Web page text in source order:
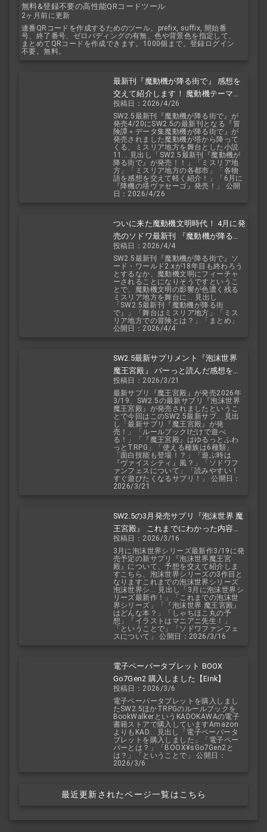
無料&登録不要の高性能QRコードツール
2ヶ月前に更新
連番QRコードを作成するためのツール。prefix, suffix, 開始番
号、終了番号、ゼロパディングの有無、色や背景色を指定して、
まとめてQRコードを作成できます。1000個まで。登録ログイン
不要。無料。
最新刊『魔動機が降る街で』 感想を
交えて紹介します！ 魔動機テーマの
小説！ おもしろいデータも多数！
投稿日：2026/4/26
SW2.5最新刊『魔動機が降る街で』が
発売4/20にSW2.5の最新刊となる『冒
険譚＋データ集魔動機が降る街で』が
発売されました魔動機が塔から降って
くる、ミスリア地方を舞台とした小説
11... 見出し「SW2.5最新刊『魔動機が
降る街で』が発売！！」「ミスリア地
方」「ミスリア地方の各都市」「各物
語を感想を交えて軽く紹介！」「6月に
『降機の塔ヴァセーゴ』発売！」 公開
日：2026/4/26
ついに来た魔動機文明時代！ 4月に発
売のソドワ最新刊 『魔動機が降る街
で』 紹介・予想・考察！
投稿日：2026/4/4
SW2.5最新刊『魔動機が降る街で』ソ
ード・ワールド2.xが18年目も終わろう
とするなか、魔動機文明にフィーチャ
ーされることになりそうですというこ
とで、魔動機文明の影響が色濃く残る
ミスリア地方を舞台に... 見出し
「SW2.5最新刊『魔動機が降る街
で』」「舞台はミスリア地方」「ミス
リア地方での冒険とは？」「まとめ」
公開日：2026/4/4
SW2.5最新サプリメント『泡沫世界
魔王宮殿』 バーっと読んだ感想を交
えて紹介します！！
投稿日：2026/3/21
最新サプリ『魔王宮殿』が発売2026年
3/19、SW2.5の最新サプリ『泡沫世界
魔王宮殿』が発売されましたというこ
とで今回はこのSW2.5最新サプ... 見出
し「最新サプリ『魔王宮殿』が発
売！」「ルールブックIだけで遊べ
る！」「『魔王宮殿』はゆるっとふわ
っとTRPG」「使える種族は6種類」
「面白技能も登場！？」「遊ぶ時は
『ヴァイスシティ』風？」「ソドワフ
ァンフェスについて」「読みやすい！
すぐ遊びたくなるサプリ！」 公開日：
2026/3/21
SW2.5の3月発売サプリ『泡沫世界 魔
王宮殿』 これまでにわかった内容を
予想を交えて紹介
投稿日：2026/3/16
3月に泡沫世界シリーズ最新作3/19に発
売予定の新サプリ『泡沫世界魔王宮
殿』について、予想を交えて紹介しま
すこちら、泡沫世界シリーズの3作目と
なりますこれまでの泡沫世界シリーズ
泡沫世界シ... 見出し「3月に泡沫世界シ
リーズ最新作！」「これまでの泡沫世
界シリーズ」「『泡沫世界 魔王宮殿』
はどんな本？」「しゃちほこ丸の予
想」「イラストはマニアニ先生！」
「ということで」「ソドワファンフェ
スについて」 公開日：2026/3/16
電子ペーパータブレット BOOX
Go7Gen2 購入しました【Eink】
投稿日：2026/3/6
電子ペーパータブレットを購入しまし
たSW2.5ほかTRPGのルールブックを
BookWalkerというKADOKAWAの電子
書籍ストアで購入していますAmazon
よりもKAD... 見出し「電子ペーパータ
ブレットを購入しました」「電子ペー
パーとは？」「BOOX¥sGo7Gen2と
は？」「ということで」 公開日：
2026/3/6
最近更新されたページ一覧はこちら